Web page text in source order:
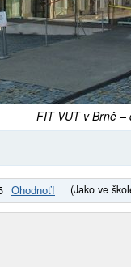
FIT VUT v Brně –
(Jako ve